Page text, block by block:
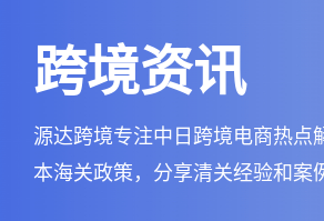
跨境资讯
源达跨境专注中日跨境电商热点
本海关政策，分享清关经验和案